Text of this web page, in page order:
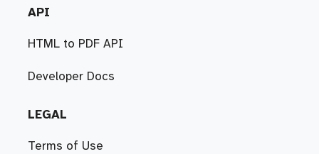
API
HTML to PDF API
Developer Docs
LEGAL
Terms of Use